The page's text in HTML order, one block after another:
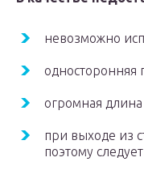
невозможно
односторонняя
огромная
при выходе из
поэтому